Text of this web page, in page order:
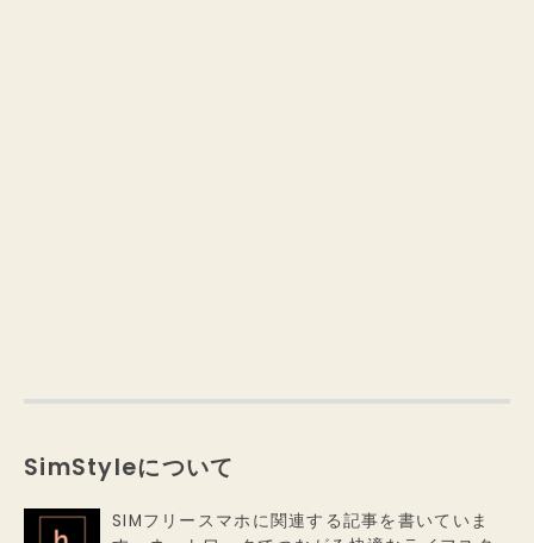
SimStyleについて
SIMフリースマホに関連する記事を書いていま